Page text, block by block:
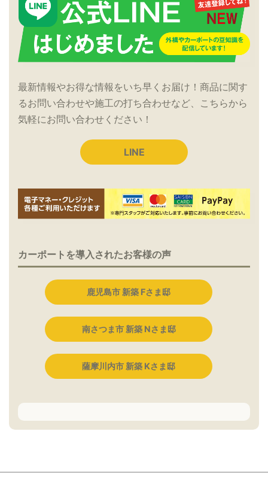
最新情報やお得な情報をいち早くお届け！商品に関す
るお問い合わせや施工の打ち合わせなど、こちらから
気軽にお問い合わせください！
LINE
カーポートを導入されたお客様の声
鹿児島市 新築 Fさま邸
南さつま市 新築 Nさま邸
薩摩川内市 新築 Kさま邸